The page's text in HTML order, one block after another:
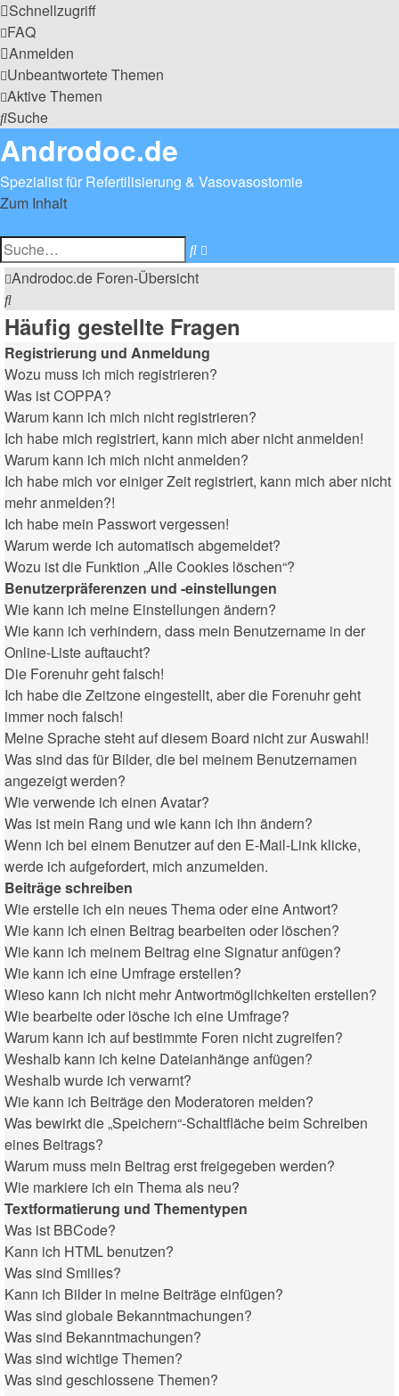
Schnellzugriff
FAQ
Anmelden
Unbeantwortete Themen
Aktive Themen
Suche
Androdoc.de
Spezialist für Refertilisierung & Vasovasostomie
Zum Inhalt
Suche
Suche
Androdoc.de Foren-Übersicht
Suche
Häufig gestellte Fragen
Registrierung und Anmeldung
Wozu muss ich mich registrieren?
Was ist COPPA?
Warum kann ich mich nicht registrieren?
Ich habe mich registriert, kann mich aber nicht anmelden!
Warum kann ich mich nicht anmelden?
Ich habe mich vor einiger Zeit registriert, kann mich aber nicht
mehr anmelden?!
Ich habe mein Passwort vergessen!
Warum werde ich automatisch abgemeldet?
Wozu ist die Funktion „Alle Cookies löschen“?
Benutzerpräferenzen und -einstellungen
Wie kann ich meine Einstellungen ändern?
Wie kann ich verhindern, dass mein Benutzername in der
Online-Liste auftaucht?
Die Forenuhr geht falsch!
Ich habe die Zeitzone eingestellt, aber die Forenuhr geht
immer noch falsch!
Meine Sprache steht auf diesem Board nicht zur Auswahl!
Was sind das für Bilder, die bei meinem Benutzernamen
angezeigt werden?
Wie verwende ich einen Avatar?
Was ist mein Rang und wie kann ich ihn ändern?
Wenn ich bei einem Benutzer auf den E-Mail-Link klicke,
werde ich aufgefordert, mich anzumelden.
Beiträge schreiben
Wie erstelle ich ein neues Thema oder eine Antwort?
Wie kann ich einen Beitrag bearbeiten oder löschen?
Wie kann ich meinem Beitrag eine Signatur anfügen?
Wie kann ich eine Umfrage erstellen?
Wieso kann ich nicht mehr Antwortmöglichkeiten erstellen?
Wie bearbeite oder lösche ich eine Umfrage?
Warum kann ich auf bestimmte Foren nicht zugreifen?
Weshalb kann ich keine Dateianhänge anfügen?
Weshalb wurde ich verwarnt?
Wie kann ich Beiträge den Moderatoren melden?
Was bewirkt die „Speichern“-Schaltfläche beim Schreiben
eines Beitrags?
Warum muss mein Beitrag erst freigegeben werden?
Wie markiere ich ein Thema als neu?
Textformatierung und Thementypen
Was ist BBCode?
Kann ich HTML benutzen?
Was sind Smilies?
Kann ich Bilder in meine Beiträge einfügen?
Was sind globale Bekanntmachungen?
Was sind Bekanntmachungen?
Was sind wichtige Themen?
Was sind geschlossene Themen?